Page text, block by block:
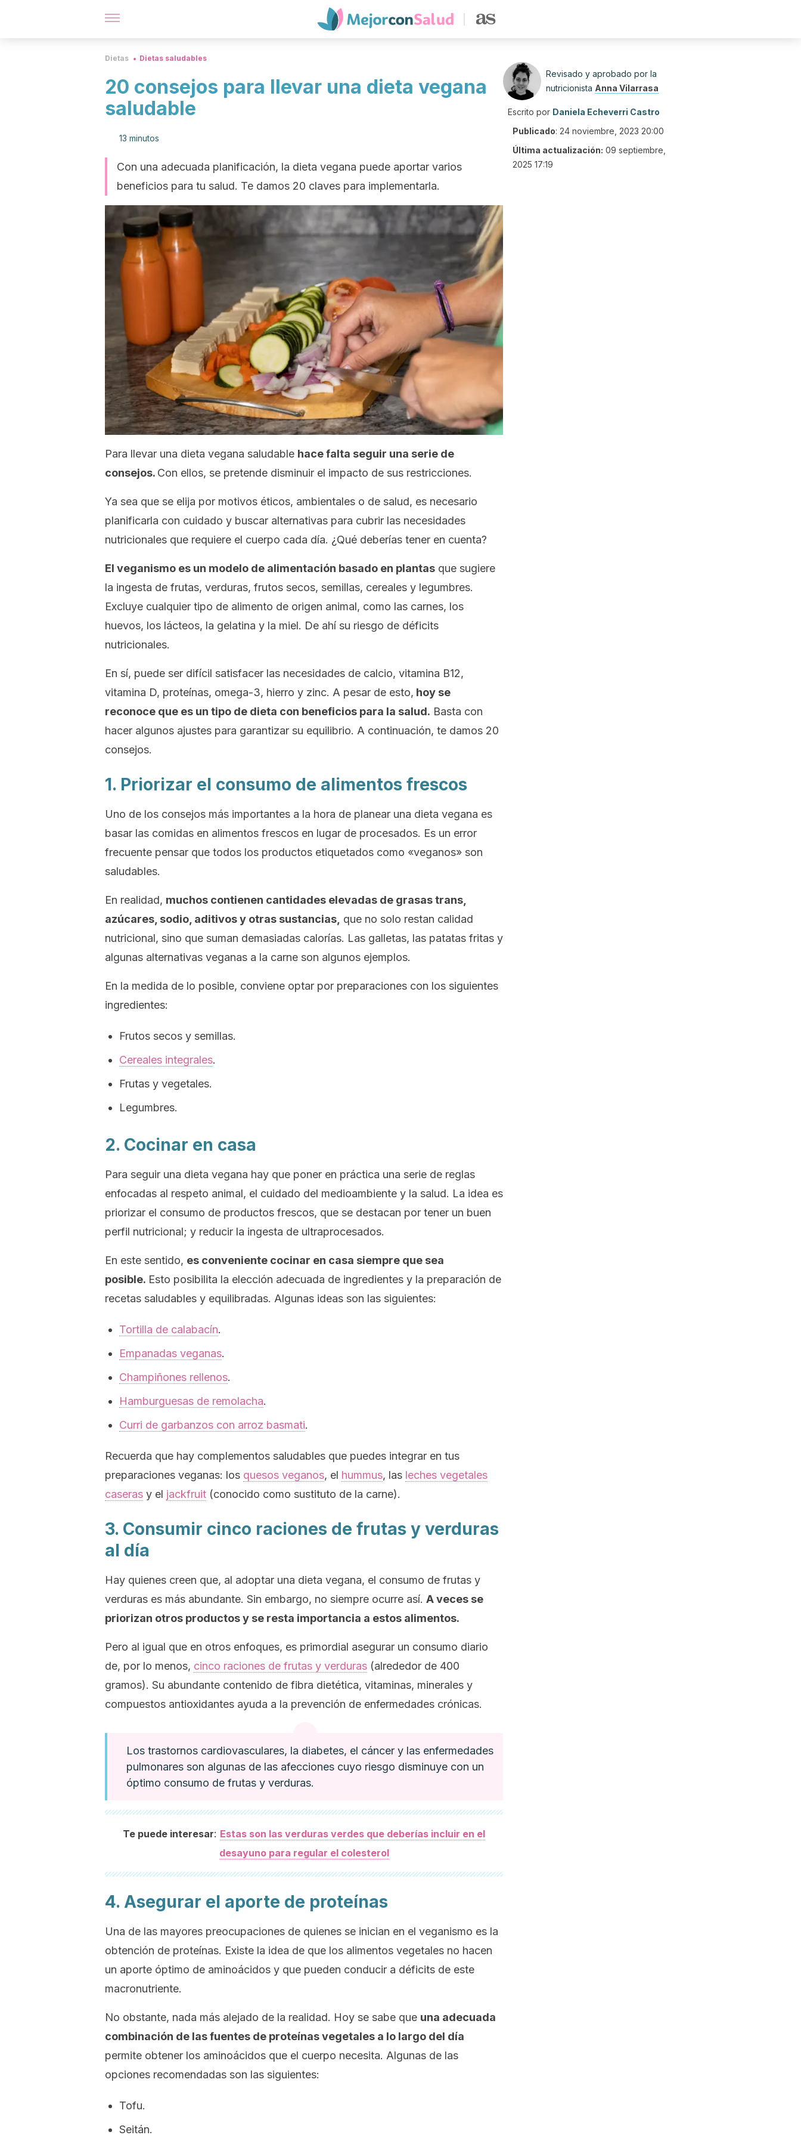
Dietas Dietas saludables
20 consejos para llevar una dieta vegana
saludable
13 minutos
Con una adecuada planificación, la dieta vegana puede aportar varios
beneficios para tu salud. Te damos 20 claves para implementarla.
Para llevar una dieta vegana saludable hace falta seguir una serie de
consejos. Con ellos, se pretende disminuir el impacto de sus restricciones.
Ya sea que se elija por motivos éticos, ambientales o de salud, es necesario
planificarla con cuidado y buscar alternativas para cubrir las necesidades
nutricionales que requiere el cuerpo cada día. ¿Qué deberías tener en cuenta?
El veganismo es un modelo de alimentación basado en plantas que sugiere
la ingesta de frutas, verduras, frutos secos, semillas, cereales y legumbres.
Excluye cualquier tipo de alimento de origen animal, como las carnes, los
huevos, los lácteos, la gelatina y la miel. De ahí su riesgo de déficits
nutricionales.
En sí, puede ser difícil satisfacer las necesidades de calcio, vitamina B12,
vitamina D, proteínas, omega-3, hierro y zinc. A pesar de esto, hoy se
reconoce que es un tipo de dieta con beneficios para la salud. Basta con
hacer algunos ajustes para garantizar su equilibrio. A continuación, te damos 20
consejos.
1. Priorizar el consumo de alimentos frescos
Uno de los consejos más importantes a la hora de planear una dieta vegana es
basar las comidas en alimentos frescos en lugar de procesados. Es un error
frecuente pensar que todos los productos etiquetados como «veganos» son
saludables.
En realidad, muchos contienen cantidades elevadas de grasas trans,
azúcares, sodio, aditivos y otras sustancias, que no solo restan calidad
nutricional, sino que suman demasiadas calorías. Las galletas, las patatas fritas y
algunas alternativas veganas a la carne son algunos ejemplos.
En la medida de lo posible, conviene optar por preparaciones con los siguientes
ingredientes:
Frutos secos y semillas.
Cereales integrales.
Frutas y vegetales.
Legumbres.
2. Cocinar en casa
Para seguir una dieta vegana hay que poner en práctica una serie de reglas
enfocadas al respeto animal, el cuidado del medioambiente y la salud. La idea es
priorizar el consumo de productos frescos, que se destacan por tener un buen
perfil nutricional; y reducir la ingesta de ultraprocesados.
En este sentido, es conveniente cocinar en casa siempre que sea
posible. Esto posibilita la elección adecuada de ingredientes y la preparación de
recetas saludables y equilibradas. Algunas ideas son las siguientes:
Tortilla de calabacín.
Empanadas veganas.
Champiñones rellenos.
Hamburguesas de remolacha.
Curri de garbanzos con arroz basmati.
Recuerda que hay complementos saludables que puedes integrar en tus
preparaciones veganas: los quesos veganos, el hummus, las leches vegetales
caseras y el jackfruit (conocido como sustituto de la carne).
3. Consumir cinco raciones de frutas y verduras
al día
Hay quienes creen que, al adoptar una dieta vegana, el consumo de frutas y
verduras es más abundante. Sin embargo, no siempre ocurre así. A veces se
priorizan otros productos y se resta importancia a estos alimentos.
Pero al igual que en otros enfoques, es primordial asegurar un consumo diario
de, por lo menos, cinco raciones de frutas y verduras (alrededor de 400
gramos). Su abundante contenido de fibra dietética, vitaminas, minerales y
compuestos antioxidantes ayuda a la prevención de enfermedades crónicas.
Los trastornos cardiovasculares, la diabetes, el cáncer y las enfermedades
pulmonares son algunas de las afecciones cuyo riesgo disminuye con un
óptimo consumo de frutas y verduras.
Te puede interesar: Estas son las verduras verdes que deberías incluir en el
desayuno para regular el colesterol
4. Asegurar el aporte de proteínas
Una de las mayores preocupaciones de quienes se inician en el veganismo es la
obtención de proteínas. Existe la idea de que los alimentos vegetales no hacen
un aporte óptimo de aminoácidos y que pueden conducir a déficits de este
macronutriente.
No obstante, nada más alejado de la realidad. Hoy se sabe que una adecuada
combinación de las fuentes de proteínas vegetales a lo largo del día
permite obtener los aminoácidos que el cuerpo necesita. Algunas de las
opciones recomendadas son las siguientes:
Tofu.
Seitán.
Revisado y aprobado por la
nutricionista Anna Vilarrasa
Escrito por Daniela Echeverri Castro
Publicado: 24 noviembre, 2023 20:00
Última actualización: 09 septiembre,
2025 17:19